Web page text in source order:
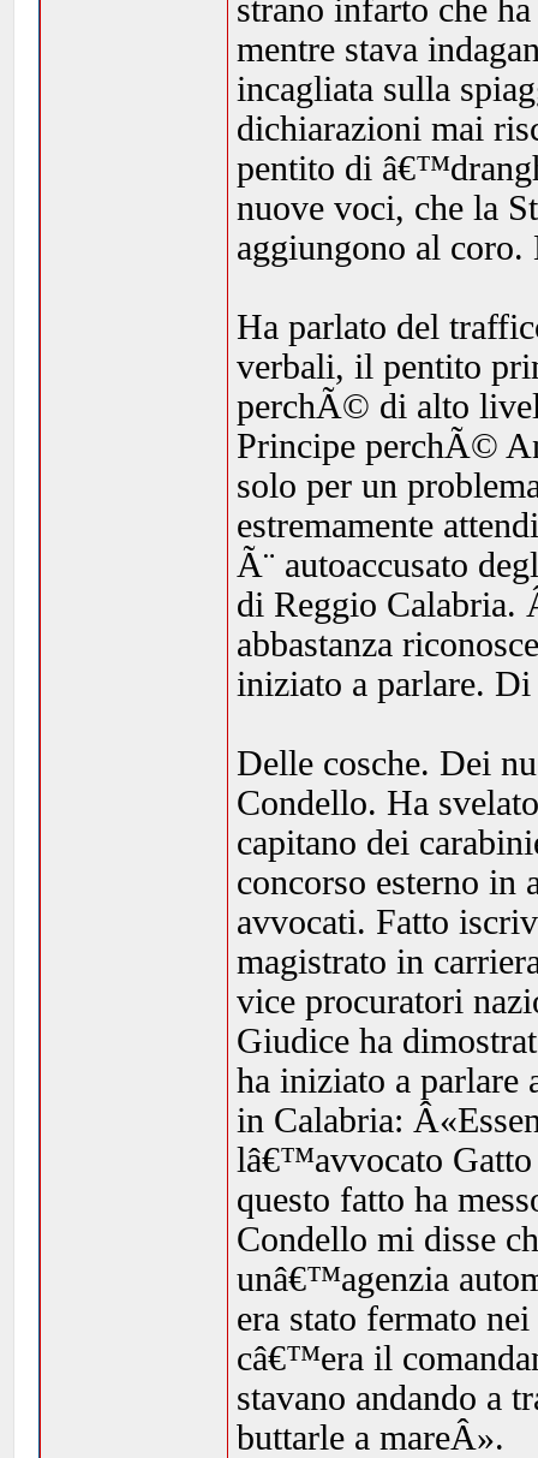
strano infarto che
mentre stava
incagliata sulla
dichiarazioni mai
pentito di
nuove voci, che la
aggiungono al coro.
Ha parlato del
verbali, il pentito
perchÃ© di alto
Principe perchÃ©
solo per un
estremamente
Ã¨ autoaccusato
di Reggio Calabria.
abbastanza
iniziato a parlare.
Delle cosche. Dei
Condello. Ha
capitano dei
concorso esterno in
avvocati. Fatto
magistrato in
vice procuratori
Giudice ha
ha iniziato a parlare
in Calabria:
lâ€™avvocato Gatto
questo fatto ha
Condello mi disse
unâ€™agenzia
era stato fermato
câ€™era il
stavano andando a
buttarle a mareÂ».